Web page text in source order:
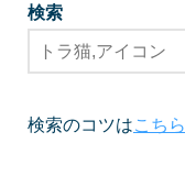
検索
検索のコツはこちら